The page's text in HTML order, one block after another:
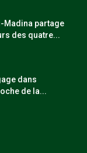
Madina partage
des quatre...
dans
de la...